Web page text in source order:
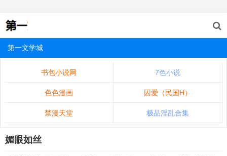
第一文学城
书包小说网 7色小说
色色漫画 囚爱（民国H）
禁漫天堂 极品淫乱合集
媚眼如丝